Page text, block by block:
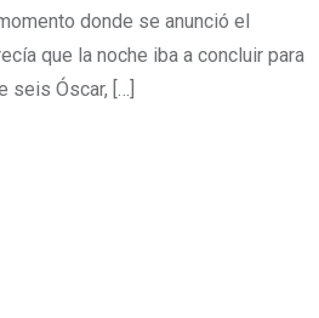
donde se anunció el
que la noche iba a concluir para
seis Óscar, […]